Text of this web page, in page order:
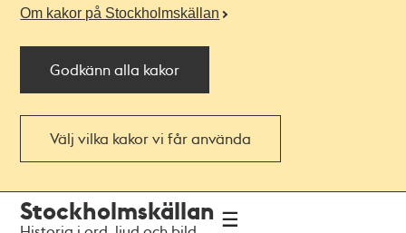
Om kakor på Stockholmskällan
Godkänn alla kakor
Välj vilka kakor vi får använda
navigationen
huvudinnehållet
Stockholmskällan